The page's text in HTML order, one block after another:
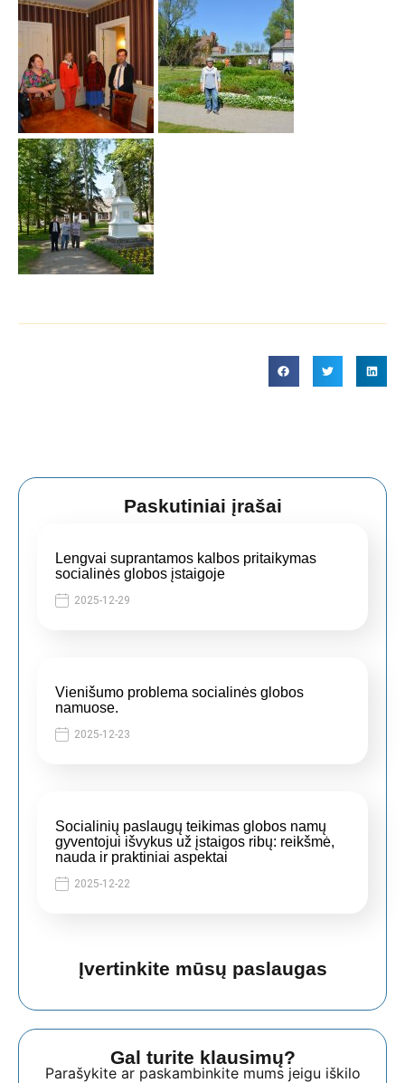
Paskutiniai įrašai
Lengvai suprantamos kalbos pritaikymas
socialinės globos įstaigoje
2025-12-29
Vienišumo problema socialinės globos
namuose.
2025-12-23
Socialinių paslaugų teikimas globos namų
gyventojui išvykus už įstaigos ribų: reikšmė,
nauda ir praktiniai aspektai
2025-12-22
Įvertinkite mūsų paslaugas
Gal turite klausimų?
Parašykite ar paskambinkite mums jeigu iškilo